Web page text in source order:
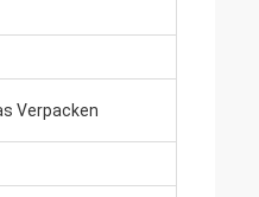
Verpacken